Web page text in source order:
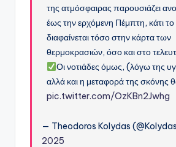
της ατμόσφαιρας παρουσιάζει
έως την ερχόμενη Πέμπτη, κάτι
διαφαίνεται τόσο στην κάρτα των
θερμοκρασιών, όσο και στο
Οι νοτιάδες όμως, (λόγω της
αλλά και η μεταφορά της σκόνης
pic.twitter.com/OzKBn2Jwhg
— Theodoros Kolydas
2025